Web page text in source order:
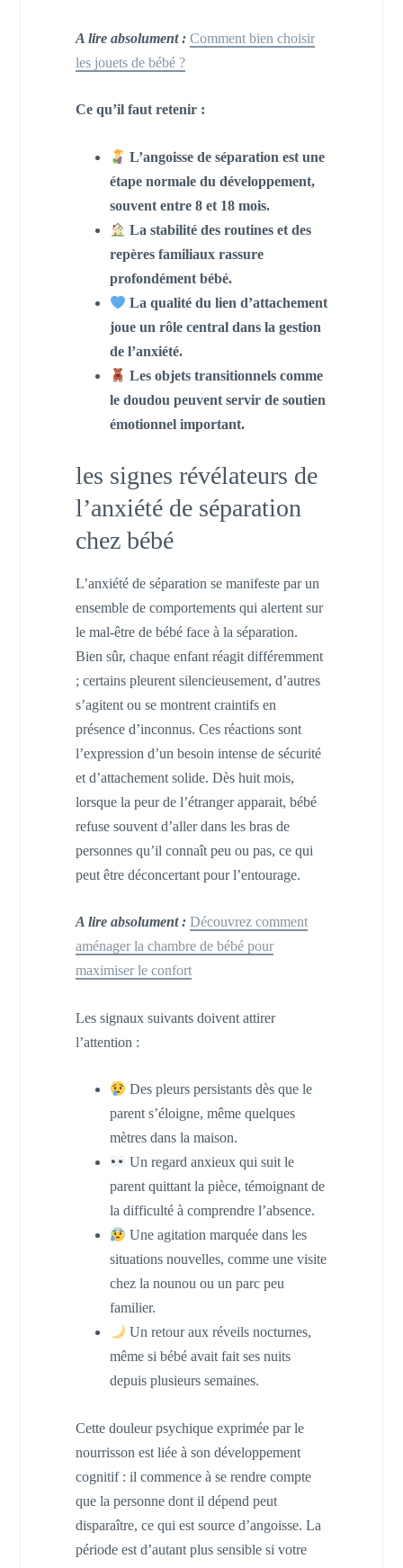
A lire absolument : Comment bien choisir
les jouets de bébé ?
Ce qu’il faut retenir :
L’angoisse de séparation est une
étape normale du développement,
souvent entre 8 et 18 mois.
La stabilité des routines et des
repères familiaux rassure
profondément bébé.
La qualité du lien d’attachement
joue un rôle central dans la gestion
de l’anxiété.
Les objets transitionnels comme
le doudou peuvent servir de soutien
émotionnel important.
les signes révélateurs de
l’anxiété de séparation
chez bébé
L’anxiété de séparation se manifeste par un
ensemble de comportements qui alertent sur
le mal-être de bébé face à la séparation.
Bien sûr, chaque enfant réagit différemment
; certains pleurent silencieusement, d’autres
s’agitent ou se montrent craintifs en
présence d’inconnus. Ces réactions sont
l’expression d’un besoin intense de sécurité
et d’attachement solide. Dès huit mois,
lorsque la peur de l’étranger apparait, bébé
refuse souvent d’aller dans les bras de
personnes qu’il connaît peu ou pas, ce qui
peut être déconcertant pour l’entourage.
A lire absolument : Découvrez comment
aménager la chambre de bébé pour
maximiser le confort
Les signaux suivants doivent attirer
l’attention :
Des pleurs persistants dès que le
parent s’éloigne, même quelques
mètres dans la maison.
Un regard anxieux qui suit le
parent quittant la pièce, témoignant de
la difficulté à comprendre l’absence.
Une agitation marquée dans les
situations nouvelles, comme une visite
chez la nounou ou un parc peu
familier.
Un retour aux réveils nocturnes,
même si bébé avait fait ses nuits
depuis plusieurs semaines.
Cette douleur psychique exprimée par le
nourrisson est liée à son développement
cognitif : il commence à se rendre compte
que la personne dont il dépend peut
disparaître, ce qui est source d’angoisse. La
période est d’autant plus sensible si votre